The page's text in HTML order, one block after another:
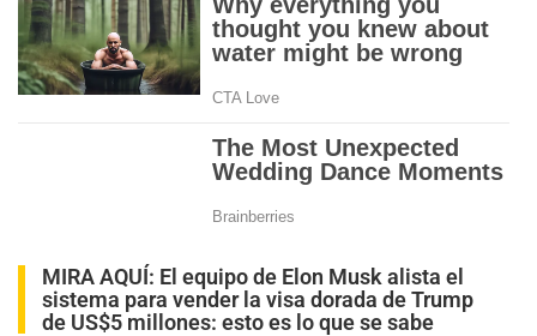
MIRA AQUÍ: El equipo de Elon Musk alista el
sistema para vender la visa dorada de Trump
de US$5 millones: esto es lo que se sabe